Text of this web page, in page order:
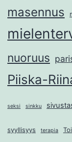
masennus
nuoruus
Piiska-
seksi sinkku
syyllisyys terapia